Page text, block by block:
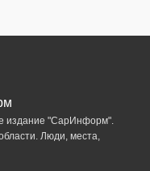
издание "СарИнформ".
Люди, места,